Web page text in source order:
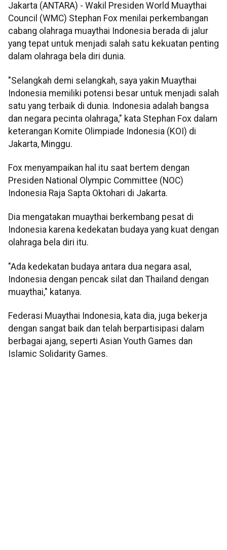
Jakarta (ANTARA) - Wakil Presiden World Muaythai
Council (WMC) Stephan Fox menilai perkembangan
cabang olahraga muaythai Indonesia berada di jalur
yang tepat untuk menjadi salah satu kekuatan penting
dalam olahraga bela diri dunia.
"Selangkah demi selangkah, saya yakin Muaythai
Indonesia memiliki potensi besar untuk menjadi salah
satu yang terbaik di dunia. Indonesia adalah bangsa
dan negara pecinta olahraga," kata Stephan Fox dalam
keterangan Komite Olimpiade Indonesia (KOI) di
Jakarta, Minggu.
Fox menyampaikan hal itu saat bertem dengan
Presiden National Olympic Committee (NOC)
Indonesia Raja Sapta Oktohari di Jakarta.
Dia mengatakan muaythai berkembang pesat di
Indonesia karena kedekatan budaya yang kuat dengan
olahraga bela diri itu.
"Ada kedekatan budaya antara dua negara asal,
Indonesia dengan pencak silat dan Thailand dengan
muaythai," katanya.
Federasi Muaythai Indonesia, kata dia, juga bekerja
dengan sangat baik dan telah berpartisipasi dalam
berbagai ajang, seperti Asian Youth Games dan
Islamic Solidarity Games.